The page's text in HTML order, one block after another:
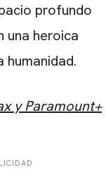
profundo
una heroica
y Paramount+